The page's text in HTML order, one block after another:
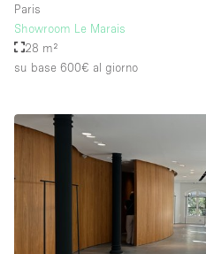
Paris
Showroom Le Marais
28 m²
su base 600€ al giorno